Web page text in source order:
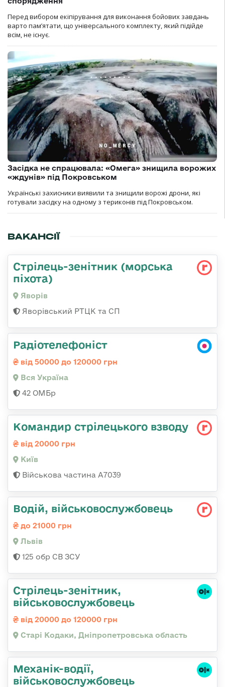
Перед вибором екіпірування для виконання бойових завдань
варто пам’ятати, що універсального комплекту, який підійде
всім, не існує.
Засідка не спрацювала: «Омега» знищила ворожих
«ждунів» під Покровськом
Українські захисники виявили та знищили ворожі дрони, які
готували засідку на одному з териконів під Покровськом.
ВАКАНСІЇ
Стрілець-зенітник (морська
піхота)
Яворів
Яворівський РТЦК та СП
Радіотелефоніст
від 50000 до 120000 грн
Вся Україна
42 ОМБр
Командир стрілецького взводу
від 20000 грн
Київ
Військова частина А7039
Водій, військовослужбовець
до 21000 грн
Львів
125 обр СВ ЗСУ
Стрілець-зенітник,
військовослужбовець
від 20000 до 120000 грн
Старі Кодаки, Дніпропетровська область
Механік-водії,
військовослужбовець